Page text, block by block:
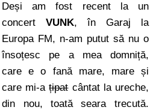
Deși am fost recent la un
concertVUNK, în Garaj la
Europa FM, n-am putut să nu o
însoțesc pe a mea domniță,
care e o fană mare, mare și
care mi-ațipatcântat la ureche,
din nou, toată seara trecută.